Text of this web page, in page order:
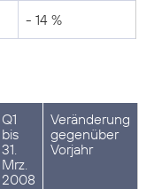
- 14 %
Q1
bis
31.
Mrz.
2008
Veränderung
gegenüber
Vorjahr